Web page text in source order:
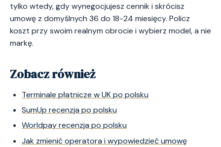
tylko wtedy, gdy wynegocjujesz cennik i skrócisz
umowę z domyślnych 36 do 18-24 miesięcy. Policz
koszt przy swoim realnym obrocie i wybierz model, a nie
markę.
Zobacz również
Terminale płatnicze w UK po polsku
SumUp recenzja po polsku
Worldpay recenzja po polsku
Jak zmienić operatora i wypowiedzieć umowę